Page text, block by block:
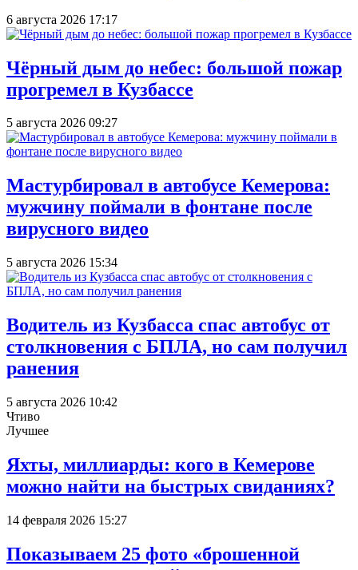
6 августа 2026 17:17
Чёрный дым до небес: большой пожар
прогремел в Кузбассе
5 августа 2026 09:27
Мастурбировал в автобусе Кемерова:
мужчину поймали в фонтане после
вирусного видео
5 августа 2026 15:34
Водитель из Кузбасса спас автобус от
столкновения с БПЛА, но сам получил
ранения
5 августа 2026 10:42
Чтиво
Лучшее
Яхты, миллиарды: кого в Кемерове
можно найти на быстрых свиданиях?
14 февраля 2026 15:27
Показываем 25 фото «брошенной